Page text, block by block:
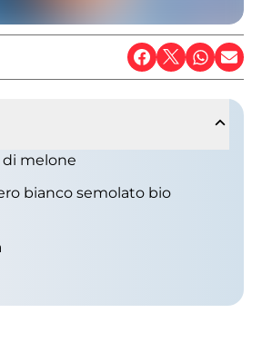
melone
bianco semolato bio